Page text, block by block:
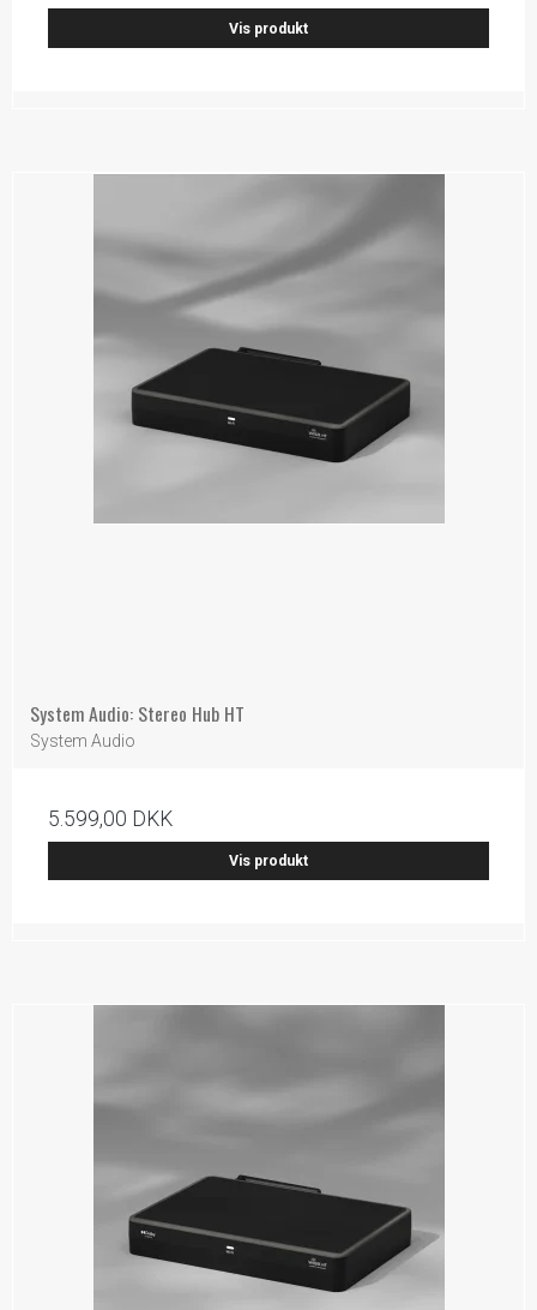
Vis produkt
System Audio: Stereo Hub HT
System Audio
5.599,00 DKK
Vis produkt